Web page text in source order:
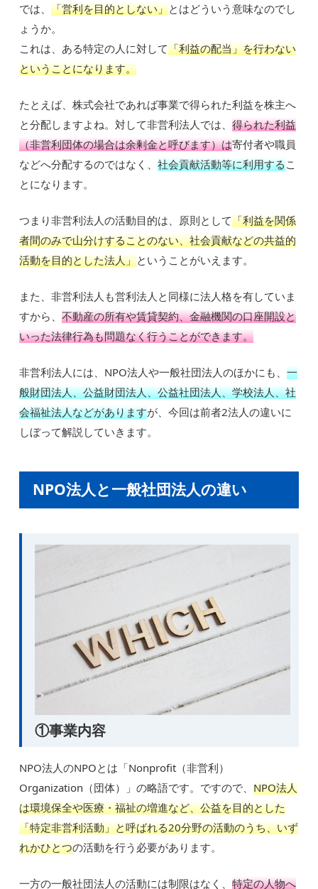
では、「営利を目的としない」とはどういう意味なのでし
ょうか。
これは、ある特定の人に対して「利益の配当」を行わない
ということになります。
たとえば、株式会社であれば事業で得られた利益を株主へ
と分配しますよね。対して非営利法人では、得られた利益
（非営利団体の場合は余剰金と呼びます）は寄付者や職員
などへ分配するのではなく、社会貢献活動等に利用するこ
とになります。
つまり非営利法人の活動目的は、原則として「利益を関係
者間のみで山分けすることのない、社会貢献などの共益的
活動を目的とした法人」ということがいえます。
また、非営利法人も営利法人と同様に法人格を有していま
すから、不動産の所有や賃貸契約、金融機関の口座開設と
いった法律行為も問題なく行うことができます。
非営利法人には、NPO法人や一般社団法人のほかにも、一
般財団法人、公益財団法人、公益社団法人、学校法人、社
会福祉法人などがありますが、今回は前者2法人の違いに
しぼって解説していきます。
NPO法人と一般社団法人の違い
①事業内容
NPO法人のNPOとは「Nonprofit（非営利）
Organization（団体）」の略語です。ですので、NPO法人
は環境保全や医療・福祉の増進など、公益を目的とした
「特定非営利活動」と呼ばれる20分野の活動のうち、いず
れかひとつの活動を行う必要があります。
一方の一般社団法人の活動には制限はなく、特定の人物へ